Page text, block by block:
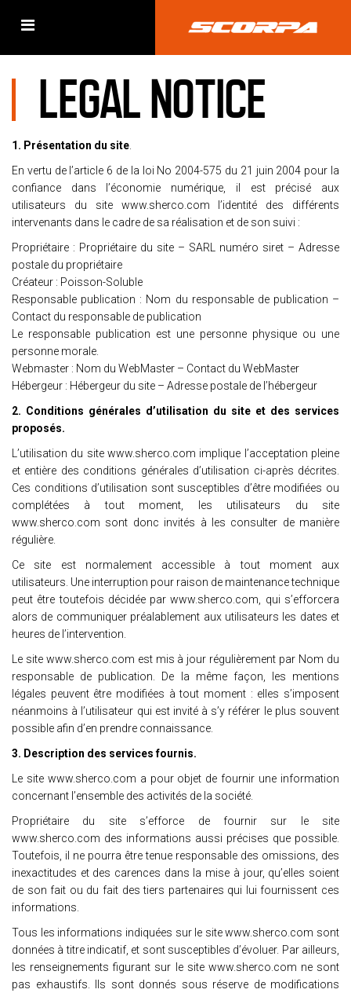
LEGAL NOTICE
1. Présentation du site
En vertu de l’article 6 de la loi No 2004-575 du 21 juin 2004 pour la
confiance dans l’économie numérique, il est précisé aux
utilisateurs du site www.sherco.com l’identité des différents
intervenants dans le cadre de sa réalisation et de son suivi :
Propriétaire : Propriétaire du site – SARL numéro siret – Adresse
postale du propriétaire
Créateur : Poisson-Soluble
Responsable publication : Nom du responsable de publication –
Contact du responsable de publication
Le responsable publication est une personne physique ou une
personne morale.
Webmaster : Nom du WebMaster – Contact du WebMaster
Hébergeur : Hébergeur du site – Adresse postale de l’hébergeur
2. Conditions générales d’utilisation du site et des services
proposés.
L’utilisation du site www.sherco.com implique l’acceptation pleine
et entière des conditions générales d’utilisation ci-après décrites.
Ces conditions d’utilisation sont susceptibles d’être modifiées ou
complétées à tout moment, les utilisateurs du site
www.sherco.com sont donc invités à les consulter de manière
régulière.
Ce site est normalement accessible à tout moment aux
utilisateurs. Une interruption pour raison de maintenance technique
peut être toutefois décidée par www.sherco.com, qui s’efforcera
alors de communiquer préalablement aux utilisateurs les dates et
heures de l’intervention.
Le site www.sherco.com est mis à jour régulièrement par Nom du
responsable de publication. De la même façon, les mentions
légales peuvent être modifiées à tout moment : elles s’imposent
néanmoins à l’utilisateur qui est invité à s’y référer le plus souvent
possible afin d’en prendre connaissance.
3. Description des services fournis.
Le site www.sherco.com a pour objet de fournir une information
concernant l’ensemble des activités de la société.
Propriétaire du site s’efforce de fournir sur le site
www.sherco.com des informations aussi précises que possible.
Toutefois, il ne pourra être tenue responsable des omissions, des
inexactitudes et des carences dans la mise à jour, qu’elles soient
de son fait ou du fait des tiers partenaires qui lui fournissent ces
informations.
Tous les informations indiquées sur le site www.sherco.com sont
données à titre indicatif, et sont susceptibles d’évoluer. Par ailleurs,
les renseignements figurant sur le site www.sherco.com ne sont
pas exhaustifs. Ils sont donnés sous réserve de modifications